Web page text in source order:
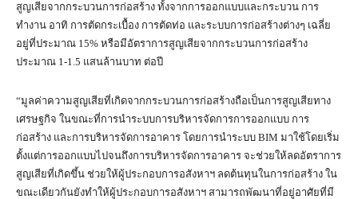
สูญเสียจากกระบวนการก่อสร้าง ทั้งจากการออกแบบและกระบวน การ
ทำงาน อาทิ การตัดกระเบื้อง การตัดท่อ และระบบการก่อสร้างต่างๆ เฉลี่ย
อยู่ที่ประมาณ 15% หรือมีอัตราการสูญเสียจากกระบวนการก่อสร้าง
ประมาณ 1-1.5 แสนล้านบาท ต่อปี
“มูลค่าความสูญเสียที่เกิดจากกระบวนการก่อสร้างถือเป็นการสูญเสียทาง
เศรษฐกิจ ในขณะที่การนำระบบการบริหารจัดการการออกแบบ การ
ก่อสร้าง และการบริหารจัดการอาคาร โดยการนำระบบ BIM มาใช้โดยเริ่ม
ตั้งแต่การออกแบบไปจนถึงการบริหารจัดการอาคาร จะช่วยให้ลดอัตราการ
สูญเสียที่เกิดขึ้น ช่วยให้ผู้ประกอบการอสังหาฯ ลดต้นทุนในการก่อสร้าง ใน
ขณะเดียวกันยังทำให้ผู้ประกอบการอสังหาฯ สามารถพัฒนาที่อยู่อาศัยที่มี